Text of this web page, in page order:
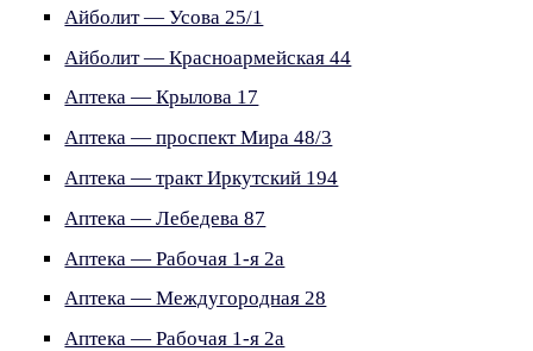
Айболит — Усова 25/1
Айболит — Красноармейская 44
Аптека — Крылова 17
Аптека — проспект Мира 48/3
Аптека — тракт Иркутский 194
Аптека — Лебедева 87
Аптека — Рабочая 1-я 2а
Аптека — Междугородная 28
Аптека — Рабочая 1-я 2а